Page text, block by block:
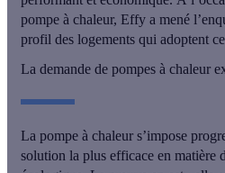
pompe à chaleur, Effy a mené
profil des logements qui adoptent
La demande de pompes à chaleur
La pompe à chaleur s’impose
solution la plus efficace en matière